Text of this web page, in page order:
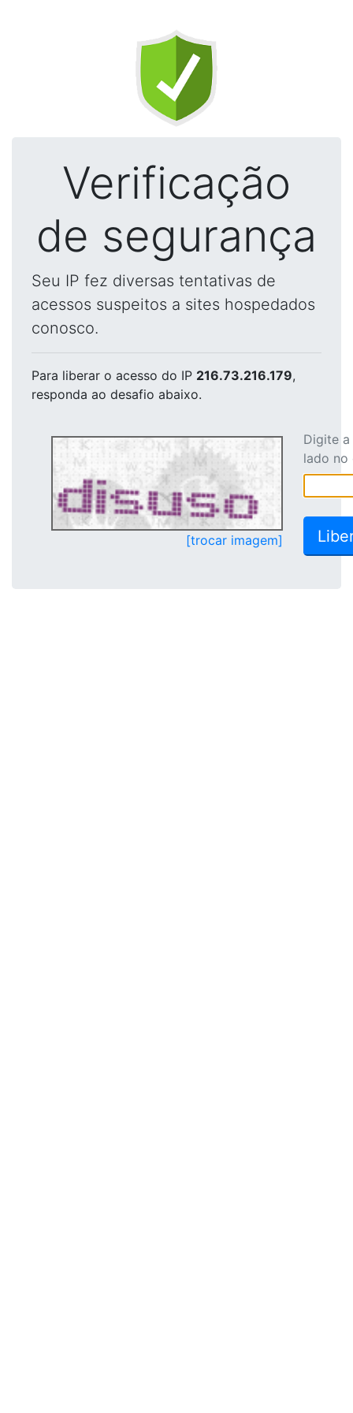
Verificação
de segurança
Seu IP fez diversas tentativas de
acessos suspeitos a sites hospedados
conosco.
Para liberar o acesso do IP 216.73.216.179,
responda ao desafio abaixo.
[trocar imagem]
Digite
lado no